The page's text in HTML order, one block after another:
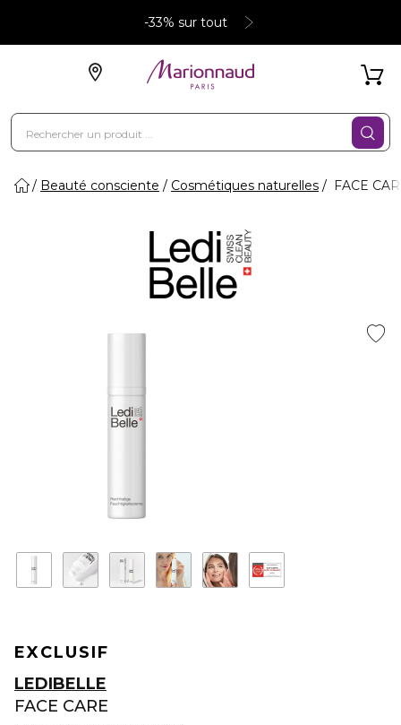
-33% sur tout
Beauté consciente Cosmétiques naturelles FACE
EXCLUSIF
LEDIBELLE
FACE CARE